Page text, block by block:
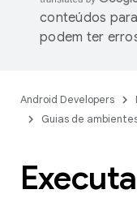
conteúdos
podem ter
Android Developers
Guias de